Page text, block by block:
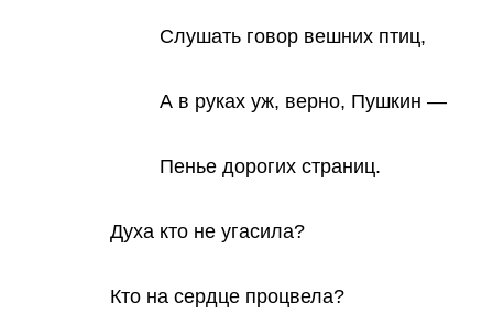
Слушать говор вешних птиц,
А в руках уж, верно, Пушкин —
Пенье дорогих страниц.
Духа кто не угасила?
Кто на сердце процвела?